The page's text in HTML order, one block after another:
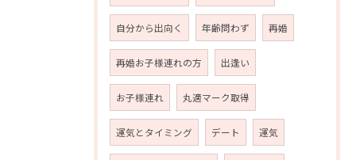
自分から出向く 年齢問わず 再婚
再婚お子様連れの方 出逢い
お子様連れ 丸適マーク取得
運気とタイミング デート 運気